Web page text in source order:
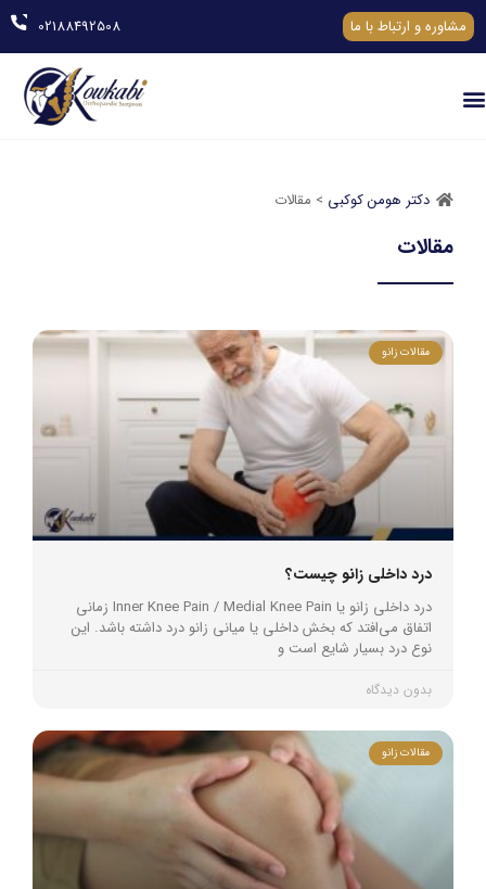
مشاوره و ارتباط با ما 02188492508
دکتر هومن کوکبی > مقالات
مقالات
مقالات زانو
درد داخلی زانو چیست؟
درد داخلی زانو یا Inner Knee Pain / Medial Knee Pain زمانی
اتفاق می‌افتد که بخش داخلی یا میانی زانو درد داشته باشد. این
نوع درد بسیار شایع است و
بدون دیدگاه
مقالات زانو